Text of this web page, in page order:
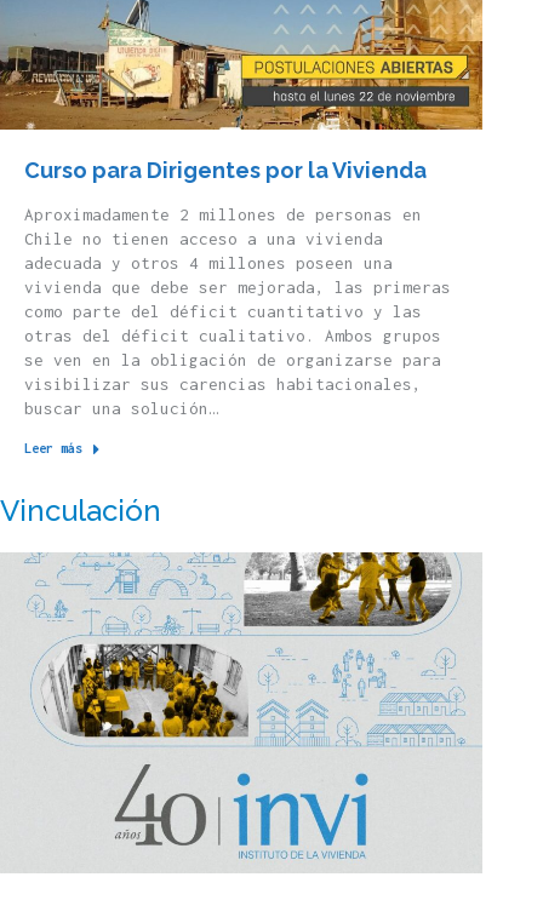
Curso para Dirigentes por la Vivienda
Aproximadamente 2 millones de personas en
Chile no tienen acceso a una vivienda
adecuada y otros 4 millones poseen una
vivienda que debe ser mejorada, las primeras
como parte del déficit cuantitativo y las
otras del déficit cualitativo. Ambos grupos
se ven en la obligación de organizarse para
visibilizar sus carencias habitacionales,
buscar una solución…
Leer más
Vinculación